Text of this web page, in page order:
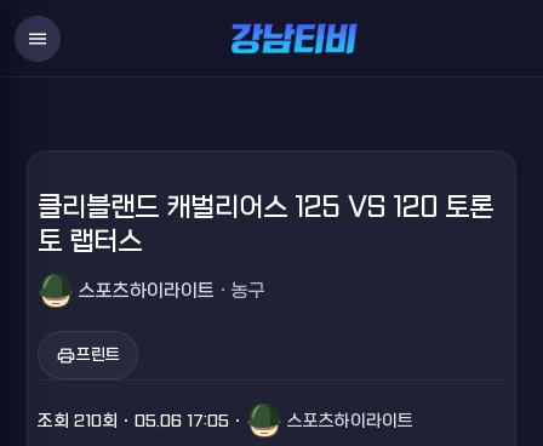
menu
클리블랜드 캐벌리어스 125 VS 120 토론
토 랩터스
스포츠하이라이트 · 농구
print프린트
조회 210회 · 05.06 17:05 · 스포츠하이라이트